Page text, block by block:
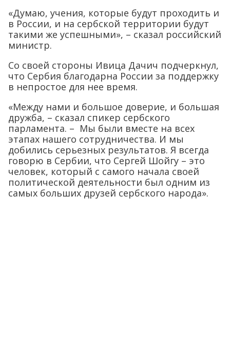
«Думаю, учения, которые будут проходить и
в России, и на сербской территории будут
такими же успешными», – сказал российский
министр.
Со своей стороны Ивица Дачич подчеркнул,
что Сербия благодарна России за поддержку
в непростое для нее время.
«Между нами и большое доверие, и большая
дружба, – сказал спикер сербского
парламента. – Мы были вместе на всех
этапах нашего сотрудничества. И мы
добились серьезных результатов. Я всегда
говорю в Сербии, что Сергей Шойгу – это
человек, который с самого начала своей
политической деятельности был одним из
самых больших друзей сербского народа».